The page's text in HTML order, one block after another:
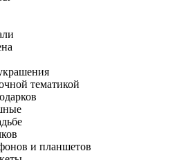
тематикой
и планшетов